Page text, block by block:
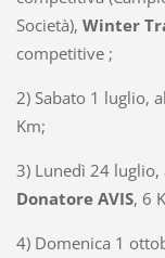
Società), Winter
competitive ;
2) Sabato 1 luglio,
Km;
3) Lunedì 24 luglio,
Donatore AVIS, 6
4) Domenica 1